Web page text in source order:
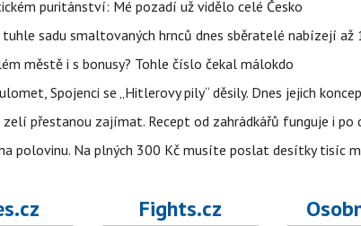
puritánství: Mé pozadí už vidělo celé Česko
sadu smaltovaných hrnců dnes sběratelé nabízejí až
městě i s bonusy? Tohle číslo čekal málokdo
Spojenci se „Hitlerovy pily“ děsily. Dnes jejich
přestanou zajímat. Recept od zahrádkářů funguje i po
polovinu. Na plných 300 Kč musíte poslat desítky tisíc
Fights.cz